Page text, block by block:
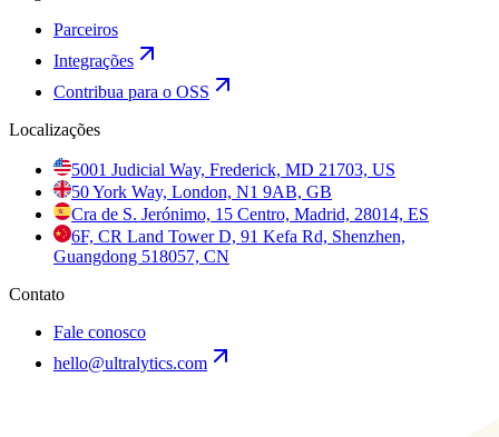
Parceiros
Integrações
Contribua para o OSS
Localizações
5001 Judicial Way, Frederick, MD 21703, US
50 York Way, London, N1 9AB, GB
Cra de S. Jerónimo, 15 Centro, Madrid, 28014, ES
6F, CR Land Tower D, 91 Kefa Rd, Shenzhen,
Guangdong 518057, CN
Contato
Fale conosco
hello@ultralytics.com